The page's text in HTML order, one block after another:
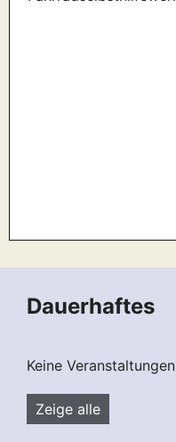
Dauerhaftes
Keine Veranstaltungen
Zeige alle